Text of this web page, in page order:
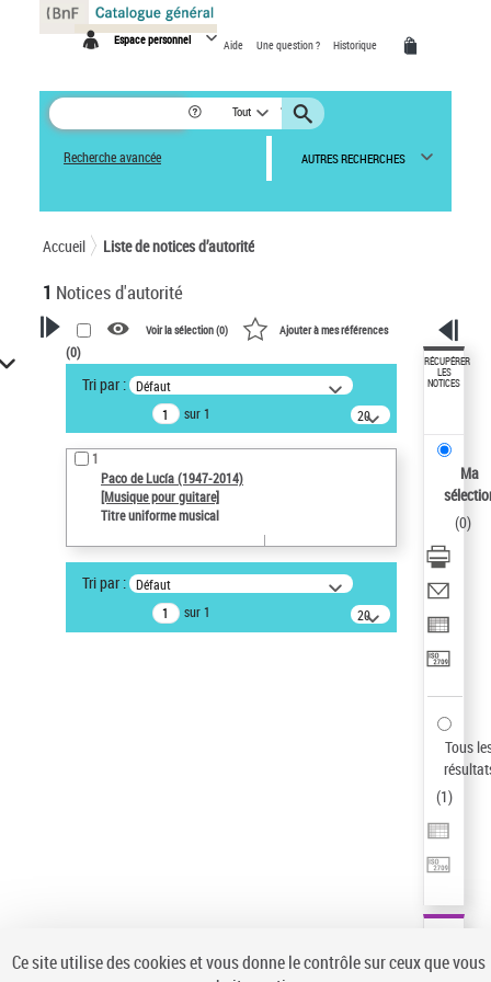
Espace personnel Aide Une question ? Historique
Tout
Recherche avancée AUTRES RECHERCHES
Accueil Liste de notices d’autorité
1 Notices d'autorité
VOTRE RECHERCHE
Recherche avancée dans les
notices d’autorité
Œuvres liées à l'auteur :
Paco de Lucía (1947-2014)
Type de notice d'autorité
Œuvre
Sauvegarder votre recherche
Voir la sélection (0) Ajouter à mes références
(0)
Tri par : Défaut
sur 1
20
résultats/page
1
Paco de Lucía (1947-2014)
[Musique pour guitare]
Titre uniforme musical
Tri par : Défaut
sur 1
20
résultats/page
RÉCUPÉRER
LES
NOTICES
Ma
(0)
Tous
(1)
Panneau de gestion des cookies
Ce site utilise des cookies et vous donne le contrôle sur ceux que vous